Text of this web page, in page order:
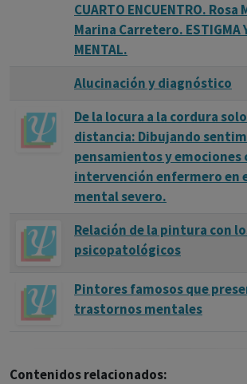
CUARTO ENCUENTRO.
Marina Carretero. ESTIGMA
MENTAL.
Alucinación y diagnóstico
De la locura a la cordura
distancia: Dibujando
pensamientos y emociones
intervención enfermero en
mental severo.
Relación de la pintura con
psicopatológicos
Pintores famosos que
trastornos mentales
Contenidos relacionados: